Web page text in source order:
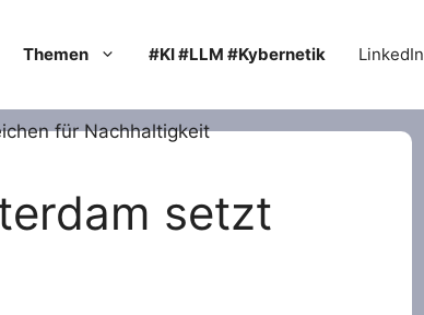
Themen #KI #LLM #Kybernetik LinkedIn
setzt